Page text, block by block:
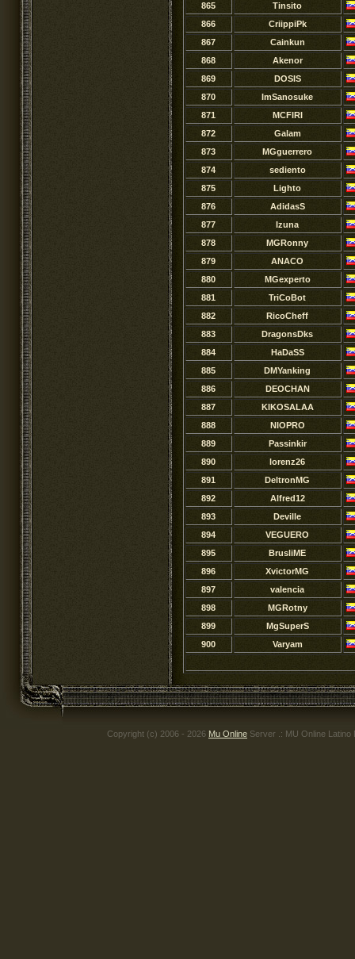
865
Tinsito
866
CriippiPk
867
Cainkun
868
Akenor
869
DOSIS
870
ImSanosuke
871
MCFIRI
872
Galam
873
MGguerrero
874
sediento
875
Lighto
876
AdidasS
877
Izuna
878
MGRonny
879
ANACO
880
MGexperto
881
TriCoBot
882
RicoCheff
883
DragonsDks
884
HaDaSS
885
DMYanking
886
DEOCHAN
887
KIKOSALAA
888
NIOPRO
889
Passinkir
890
lorenz26
891
DeltronMG
892
Alfred12
893
Deville
894
VEGUERO
895
BrusliME
896
XvictorMG
897
valencia
898
MGRotny
899
MgSuperS
900
Varyam
Copyright (c) 2006 - 2026 Mu Online Server .: MU Online